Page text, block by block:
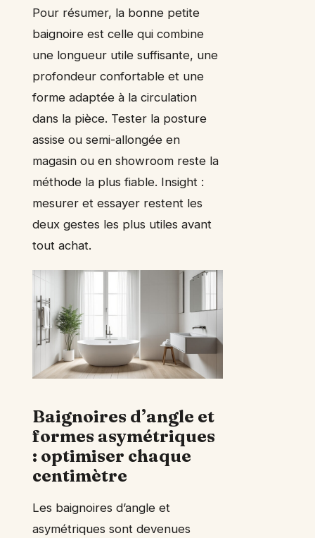
Pour résumer, la bonne petite
baignoire est celle qui combine
une longueur utile suffisante, une
profondeur confortable et une
forme adaptée à la circulation
dans la pièce. Tester la posture
assise ou semi-allongée en
magasin ou en showroom reste la
méthode la plus fiable. Insight :
mesurer et essayer restent les
deux gestes les plus utiles avant
tout achat.
Baignoires d’angle et
formes asymétriques
: optimiser chaque
centimètre
Les baignoires d’angle et
asymétriques sont devenues